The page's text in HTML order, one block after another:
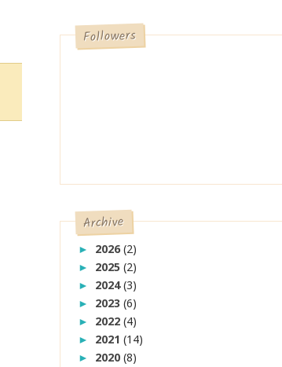
Followers
Archive
► 2026(2)
► 2025(2)
► 2024(3)
► 2023(6)
► 2022(4)
► 2021(14)
► 2020(8)